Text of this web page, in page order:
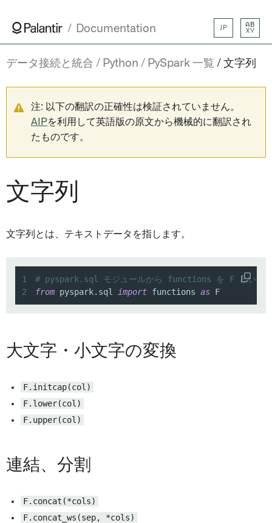
Documentation JP
AB
XY
データ接続と統合 Python PySpark 一覧 文字列
注: 以下の翻訳の正確性は検証されていません。
AIPを利用して英語版の原文から機械的に翻訳され
たものです。
文字列
文字列とは、テキストデータを指します。
1
# pyspark.sql モジュールから functions を F という名
2
from pyspark. sql import functions as F
大文字・小文字の変換
F.initcap(col)
F.lower(col)
F.upper(col)
連結、分割
F.concat(*cols)
F.concat_ws(sep, *cols)